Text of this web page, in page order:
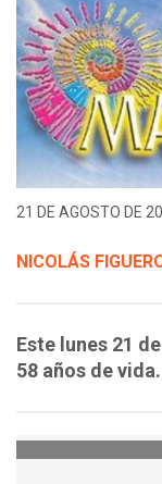
21 DE AGOSTO DE
NICOLÁS
Este lunes 21
58 años de vida.